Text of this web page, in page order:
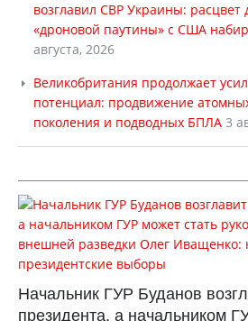
возглавил СВР Украины: расцвет
«дроновой паутины» с США
августа, 2026
Великобритания продолжает
потенциал: продвижение
поколения и подводных БПЛА 3
Начальник ГУР Буданов
президента, а начальником